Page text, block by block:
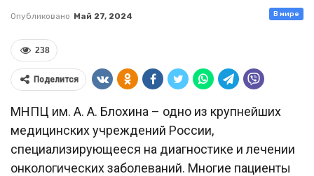
В мире
Опубликовано Май 27, 2024
238
Поделится
МНПЦ им. А. А. Блохина – одно из крупнейших
медицинских учреждений России,
специализирующееся на диагностике и лечении
онкологических заболеваний. Многие пациенты